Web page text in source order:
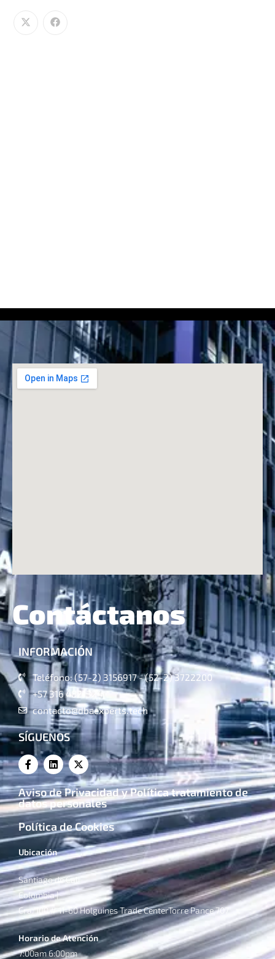
Contáctanos
INFORMACIÓN
Teléfono: (57-2) 3156917 - (52-2) 3722200
+57 316 4821324
contacto@dbaexperts.tech
SÍGUENOS
Aviso de Privacidad y Política tratamiento de
datos personales
Política de Cookies
Ubicación
Santiago de Cali
Colombia |
Cra. 100 # 11-60 Holguines Trade CenterTorre Pance 707
Horario de Atención
7:00am 6:00pm